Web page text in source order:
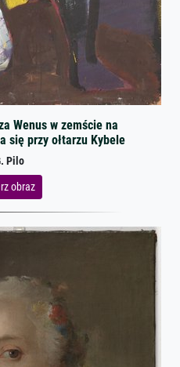
Wenus w zemście na
się przy ołtarzu Kybele
Pilo
obraz